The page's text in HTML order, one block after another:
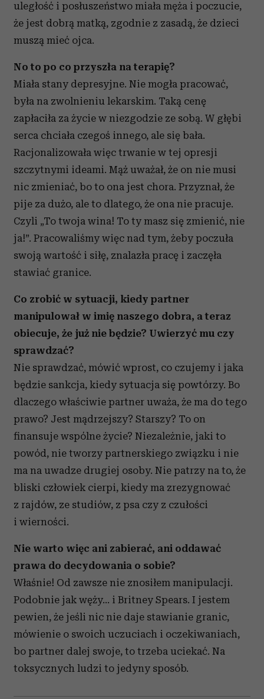
uległość i posłuszeństwo miała męża i poczucie,
że jest dobrą matką, zgodnie z zasadą, że dzieci
muszą mieć ojca.
No to po co przyszła na terapię?
Miała stany depresyjne. Nie mogła pracować,
była na zwolnieniu lekarskim. Taką cenę
zapłaciła za życie w niezgodzie ze sobą. W głębi
serca chciała czegoś innego, ale się bała.
Racjonalizowała więc trwanie w tej opresji
szczytnymi ideami. Mąż uważał, że on nie musi
nic zmieniać, bo to ona jest chora. Przyznał, że
pije za dużo, ale to dlatego, że ona nie pracuje.
Czyli „To twoja wina! To ty masz się zmienić, nie
ja!”. Pracowaliśmy więc nad tym, żeby poczuła
swoją wartość i siłę, znalazła pracę i zaczęła
stawiać granice.
Co zrobić w sytuacji, kiedy partner
manipulował w imię naszego dobra, a teraz
obiecuje, że już nie będzie? Uwierzyć mu czy
sprawdzać?
Nie sprawdzać, mówić wprost, co czujemy i jaka
będzie sankcja, kiedy sytuacja się powtórzy. Bo
dlaczego właściwie partner uważa, że ma do tego
prawo? Jest mądrzejszy? Starszy? To on
finansuje wspólne życie? Niezależnie, jaki to
powód, nie tworzy partnerskiego związku i nie
ma na uwadze drugiej osoby. Nie patrzy na to, że
bliski człowiek cierpi, kiedy ma zrezygnować
z rajdów, ze studiów, z psa czy z czułości
i wierności.
Nie warto więc ani zabierać, ani oddawać
prawa do decydowania o sobie?
Właśnie! Od zawsze nie znosiłem manipulacji.
Podobnie jak węży... i Britney Spears. I jestem
pewien, że jeśli nic nie daje stawianie granic,
mówienie o swoich uczuciach i oczekiwaniach,
bo partner dalej swoje, to trzeba uciekać. Na
toksycznych ludzi to jedyny sposób.